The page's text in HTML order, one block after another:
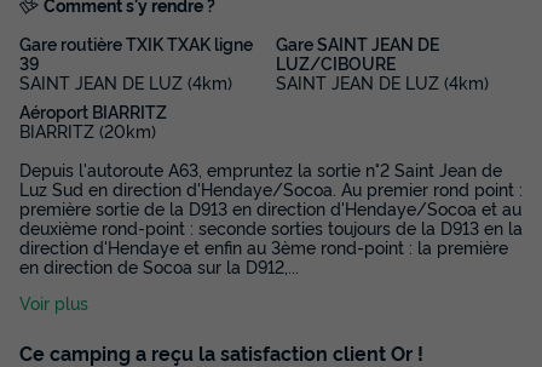
Gare routière TXIK TXAK ligne
39
SAINT JEAN DE LUZ (4km)
Gare SAINT JEAN DE
LUZ/CIBOURE
SAINT JEAN DE LUZ (4km)
Aéroport BIARRITZ
BIARRITZ (20km)
Depuis l'autoroute A63, empruntez la sortie n°2 Saint Jean de
Luz Sud en direction d'Hendaye/Socoa. Au premier rond point :
première sortie de la D913 en direction d'Hendaye/Socoa et au
deuxième rond-point : seconde sorties toujours de la D913 en la
direction d'Hendaye et enfin au 3ème rond-point : la première
en direction de Socoa sur la D912,
Voir plus
Ce camping a reçu la satisfaction client Or !